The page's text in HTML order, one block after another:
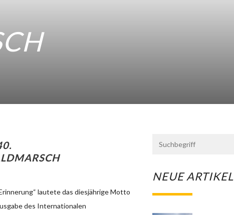
lautete das diesjährige Motto
des Internationalen
NEUE ARTIKEL